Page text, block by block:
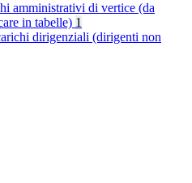
amministrativi di vertice (da
in tabelle) 1
dirigenziali (dirigenti non